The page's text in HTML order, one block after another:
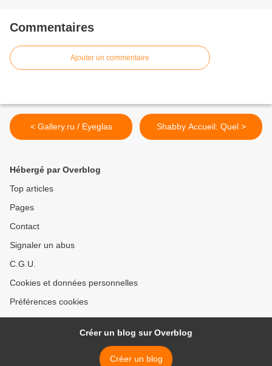
Commentaires
Ajouter un commentaire
< Gallery.ru / Eyeglas Shabby Accueil: Quel >
Hébergé par Overblog
Top articles
Pages
Contact
Signaler un abus
C.G.U.
Cookies et données personnelles
Préférences cookies
Créer un blog sur Overblog
Créer un blog